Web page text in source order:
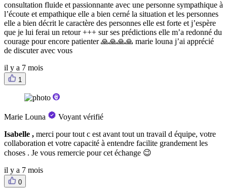
consultation fluide et passionnante avec une personne sympathique à
l’écoute et empathique elle a bien cerné la situation et les personnes
elle a bien décrit le caractère des personnes elle est forte et j’espère
que je lui ferai un retour +++ sur ses prédictions elle m’a redonné du
courage pour encore patienter 🙏🙏🙏🙏 marie louna j’ai apprécié
de discuter avec vous
il y a 7 mois
1
Marie Louna
Voyant vérifié
Isabelle , merci pour tout c est avant tout un travail d équipe, votre
collaboration et votre capacité à entendre facilite grandement les
choses . Je vous remercie pour cet échange 😉
il y a 7 mois
0